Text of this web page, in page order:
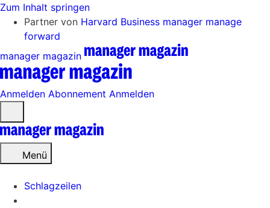
Zum Inhalt springen
Partner von Harvard Business manager manage
forward
manager magazin
Anmelden Abonnement Anmelden
öffnen
Menü
Schlagzeilen